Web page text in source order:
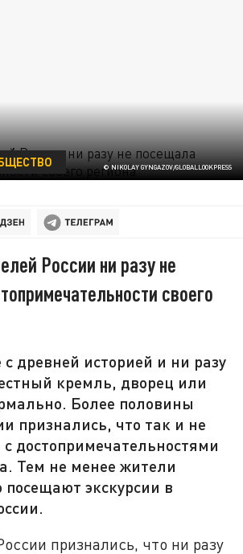
© NIKOLAY GYNGAZOV/GLOBALLOOKPRESS
России ни разу не
своего
древней историей и ни разу
кремль, дворец или
Более половины
признались, что так и не
достопримечательностями
Тем не менее жители
посещают экскурсии в
признались, что ни разу